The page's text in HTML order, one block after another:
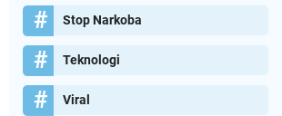
Stop Narkoba
Teknologi
Viral